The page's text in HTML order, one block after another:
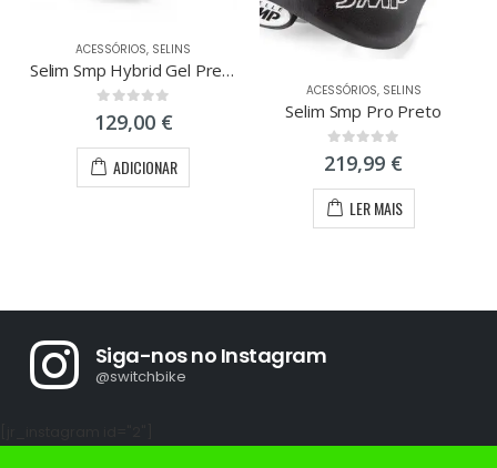
ACESSÓRIOS, SELINS
Selim Smp Hybrid Gel Preto
0 out of 5
129,00 €
ADICIONAR
ACESSÓRIOS, SELINS
Selim Smp Pro Preto
0 out of 5
219,99 €
LER MAIS
Siga-nos no Instagram
@switchbike